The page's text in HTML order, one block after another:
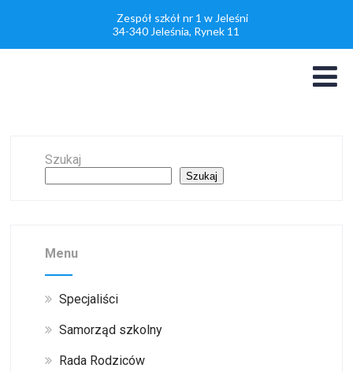
Zespół szkół nr 1 w Jeleśni
34-340 Jeleśnia, Rynek 11
Szukaj
Szukaj
Menu
Specjaliści
Samorząd szkolny
Rada Rodziców